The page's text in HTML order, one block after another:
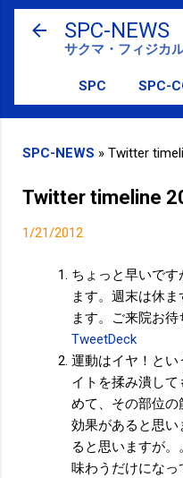
スキップしてメ
SPC-NEWS
サクマ・フィジカ
SPC SPC-
SPC-NEWS » Twitter
Twitter timeline
1/21/2012
ちょっと早いで
ます。週末は休
ます。ご来院お待
TweetDeck
運動はイヤ！とい
イトを揉み潰し
めて、その部位の
効果があると思
ると思いますが
味わうだけになっ